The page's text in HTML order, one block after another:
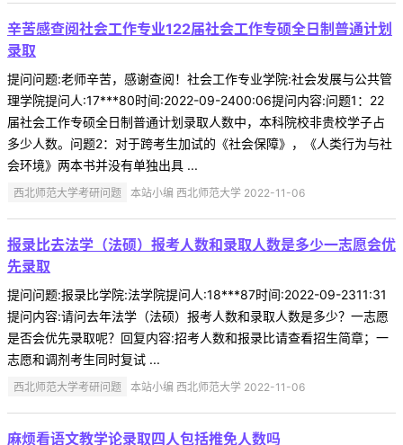
辛苦感查阅社会工作专业122届社会工作专硕全日制普通计划
录取
提问问题:老师辛苦，感谢查阅！社会工作专业学院:社会发展与公共管
理学院提问人:17***80时间:2022-09-2400:06提问内容:问题1：22
届社会工作专硕全日制普通计划录取人数中，本科院校非贵校学子占
多少人数。问题2：对于跨考生加试的《社会保障》，《人类行为与社
会环境》两本书并没有单独出具 ...
西北师范大学考研问题 本站小编 西北师范大学 2022-11-06
报录比去法学（法硕）报考人数和录取人数是多少一志愿会优
先录取
提问问题:报录比学院:法学院提问人:18***87时间:2022-09-2311:31
提问内容:请问去年法学（法硕）报考人数和录取人数是多少？一志愿
是否会优先录取呢？回复内容:招考人数和报录比请查看招生简章；一
志愿和调剂考生同时复试 ...
西北师范大学考研问题 本站小编 西北师范大学 2022-11-06
麻烦看语文教学论录取四人包括推免人数吗